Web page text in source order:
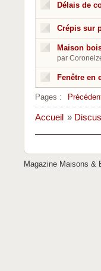
Délais de
Crépis sur
Maison
par
Fenêtre en
Pages :
Accueil »
Magazine Maisons &